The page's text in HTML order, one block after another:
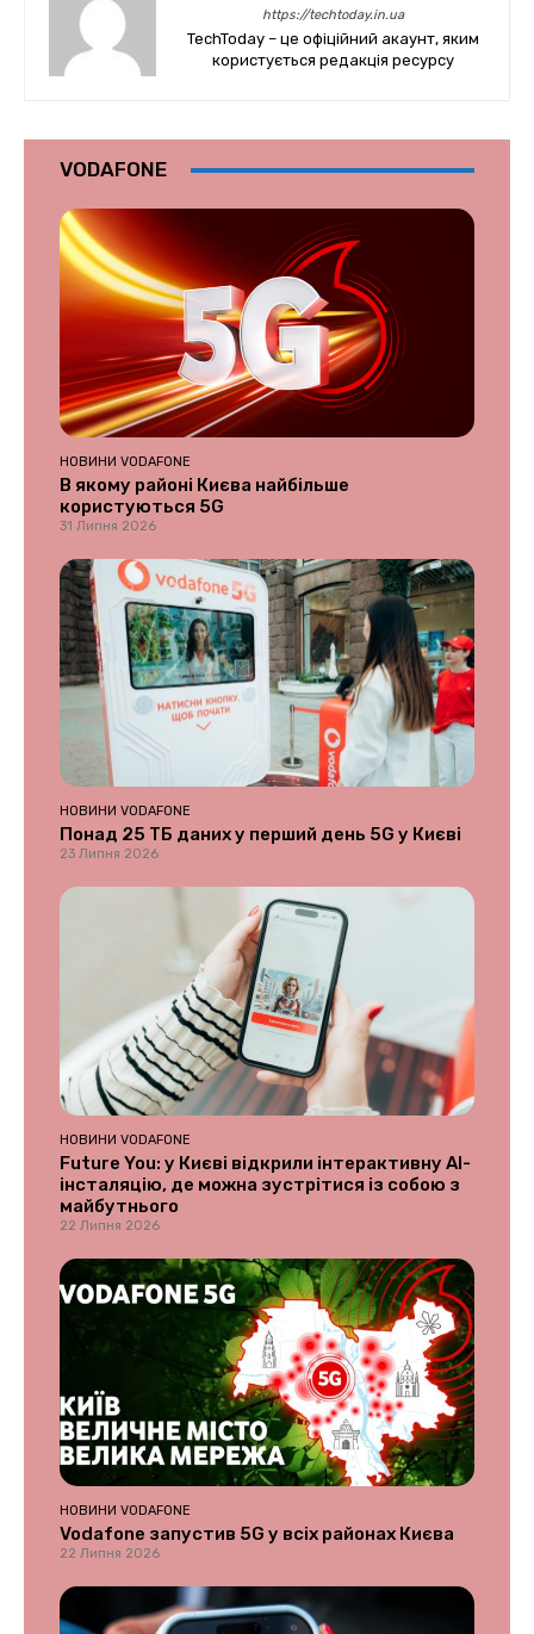
https://techtoday.in.ua
TechToday – це офіційний акаунт, яким
користується редакція ресурсу
VODAFONE
НОВИНИ VODAFONE
В якому районі Києва найбільше
користуються 5G
31 Липня 2026
НОВИНИ VODAFONE
Понад 25 ТБ даних у перший день 5G у Києві
23 Липня 2026
НОВИНИ VODAFONE
Future You: у Києві відкрили інтерактивну AI-
інсталяцію, де можна зустрітися із собою з
майбутнього
22 Липня 2026
НОВИНИ VODAFONE
Vodafone запустив 5G у всіх районах Києва
22 Липня 2026